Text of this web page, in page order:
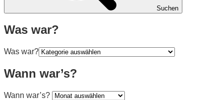
Suchen
Was war?
Was war?
Wann war’s?
Wann war’s?